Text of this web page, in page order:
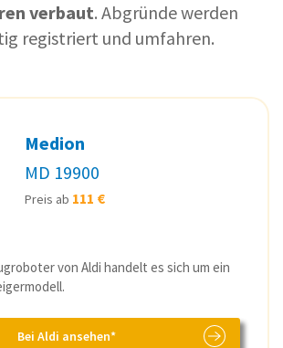
verbaut. Abgründe werden
registriert und umfahren.
Medion
MD 19900
Preis ab 111 €
von Aldi handelt es sich um ein
Bei Aldi ansehen*